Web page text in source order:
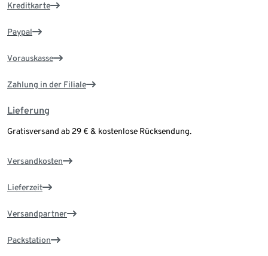
Kreditkarte
Paypal
Vorauskasse
Zahlung in der Filiale
Lieferung
Gratisversand ab 29 € & kostenlose Rücksendung.
Versandkosten
Lieferzeit
Versandpartner
Packstation